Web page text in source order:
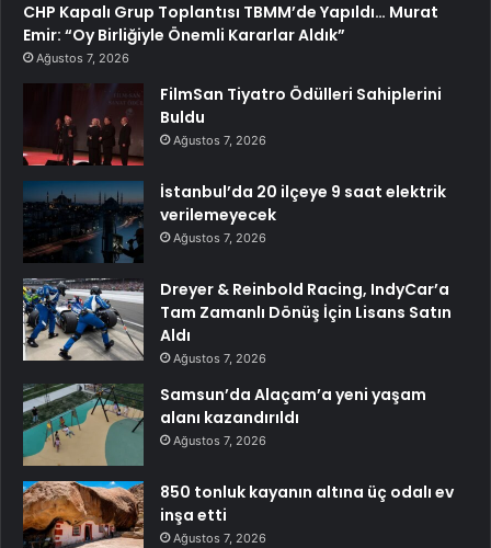
CHP Kapalı Grup Toplantısı TBMM’de Yapıldı… Murat
Emir: “Oy Birliğiyle Önemli Kararlar Aldık”
Ağustos 7, 2026
FilmSan Tiyatro Ödülleri Sahiplerini
Buldu
Ağustos 7, 2026
İstanbul’da 20 ilçeye 9 saat elektrik
verilemeyecek
Ağustos 7, 2026
Dreyer & Reinbold Racing, IndyCar’a
Tam Zamanlı Dönüş İçin Lisans Satın
Aldı
Ağustos 7, 2026
Samsun’da Alaçam’a yeni yaşam
alanı kazandırıldı
Ağustos 7, 2026
850 tonluk kayanın altına üç odalı ev
inşa etti
Ağustos 7, 2026